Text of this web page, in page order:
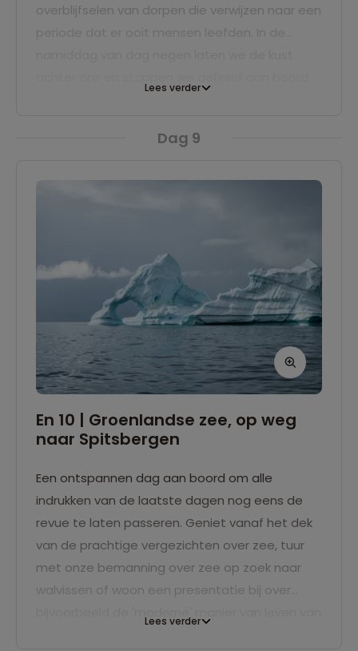
overblijfselen van dorpen die verwijzen naar een
Lees verder
Dag 9
En 10 | Groenlandse zee, op weg
naar Spitsbergen
Een ontspannen dag aan boord om alle
indrukken van de laatste dagen nog eens de
revue te laten passeren. Geniet vanaf het dek
van de prachtige vergezichten over zee, tuur
met onze bemanning over zee op zoek naar
walvissen of woon een presentatie bij over
Lees verder